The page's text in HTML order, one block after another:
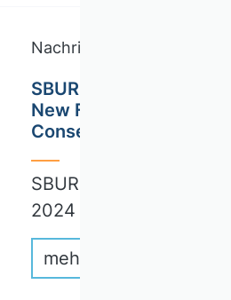
Nachricht
SBUR Special Issue on
New Forms, Causes,
Consequences
SBUR Jahrgang 76,
2024 ist open…
mehr erfahren